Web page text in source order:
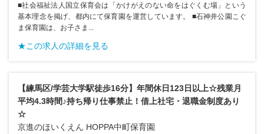
■社会福祉法人国立保育会は「かけがえのない命をはぐくむ場」という
基本理念を掲げ、都内にて保育園を運営しています。 ■石神井公園こぐ
ま保育園は、お子さま...
★この求人の詳細を見る
【練馬区/学芸大学駅徒歩16分】年間休日123日以上☆残業月
平均4.3時間♪持ち帰り仕事禁止！借上社宅・退職金制度あり
☆
京進のほいくえん HOPPA中町保育園